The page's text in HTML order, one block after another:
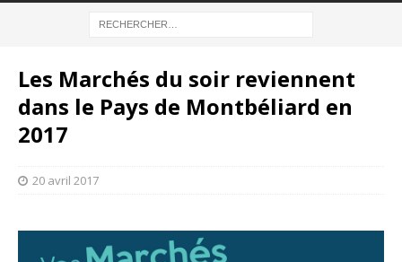
Les Marchés du soir reviennent
dans le Pays de Montbéliard en
2017
20 avril 2017